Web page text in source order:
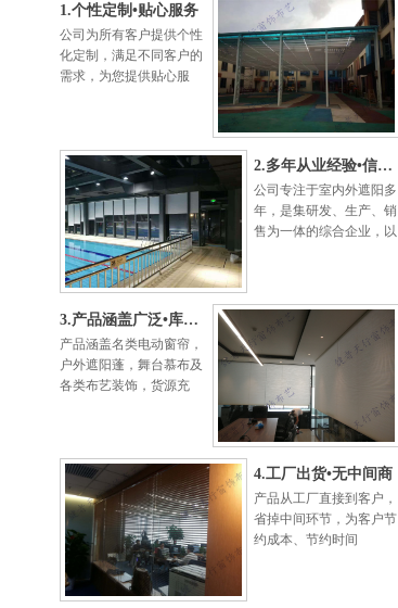
1.个性定制•贴心服务
公司为所有客户提供个性
化定制，满足不同客户的
需求，为您提供贴心服
2.多年从业经验•信誉第一
公司专注于室内外遮阳多
年，是集研发、生产、销
售为一体的综合企业，以
3.产品涵盖广泛•库存充足
产品涵盖名类电动窗帘，
户外遮阳蓬，舞台慕布及
各类布艺装饰，货源充
4.工厂出货•无中间商
产品从工厂直接到客户，
省掉中间环节，为客户节
约成本、节约时间